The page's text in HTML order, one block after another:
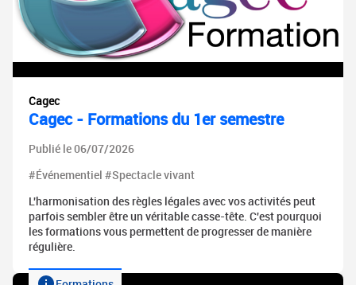
Cagec
Cagec - Formations du 1er semestre
Publié le 06/07/2026
#Événementiel #Spectacle vivant
L'harmonisation des règles légales avec vos activités peut
parfois sembler être un véritable casse-tête. C'est pourquoi
les formations vous permettent de progresser de manière
régulière.